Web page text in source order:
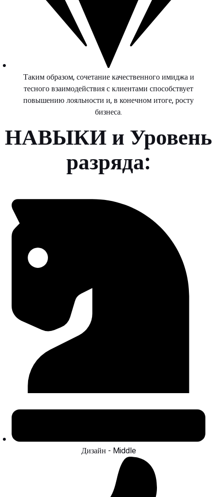
Таким образом, сочетание качественного имиджа и
тесного взаимодействия с клиентами способствует
повышению лояльности и, в конечном итоге, росту
бизнеса.
НАВЫКИ и Уровень
разряда:
Дизайн - Middle